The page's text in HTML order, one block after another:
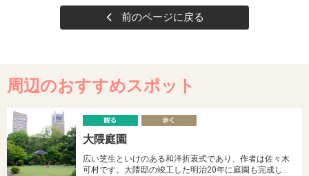
前のページに戻る
周辺のおすすめスポット
る
大隈庭園
広い芝生といけのある和洋折衷式であり、作者は佐々木
可村です。大隈邸の竣工した明治20年に庭園も完成し…